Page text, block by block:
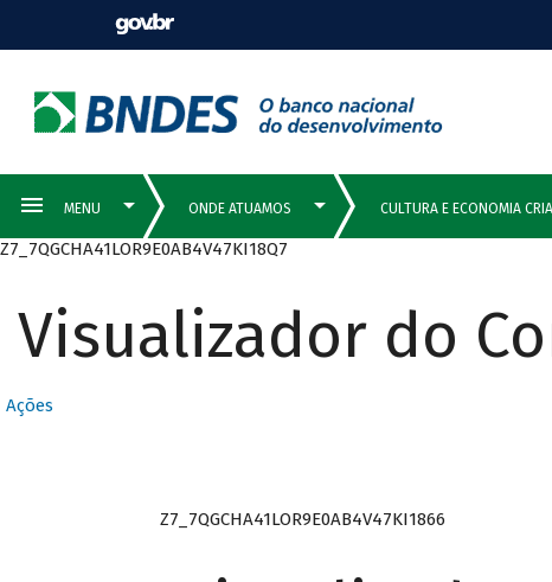
Z7_7QGCHA41LOR9E0AB4V47KI18Q7
Visualizador do
Ações
Z7_7QGCHA41LOR9E0AB4V47KI1866